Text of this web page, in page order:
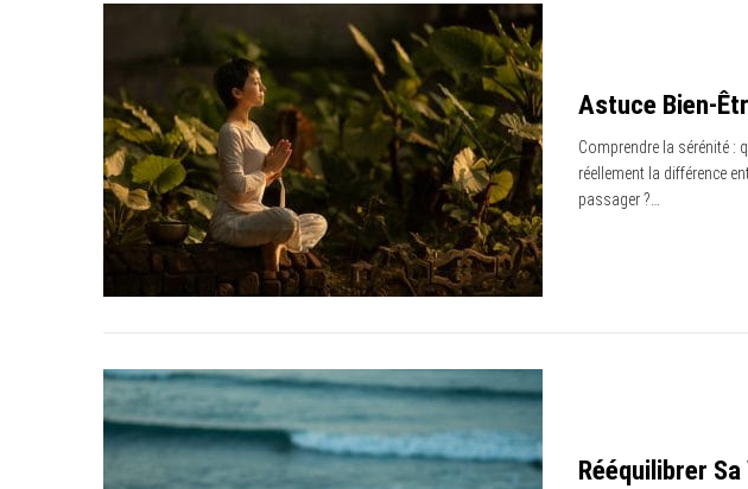
Astuce Bien-
Comprendre la sérénité :
réellement la différence
passager ?…
Rééquilibrer